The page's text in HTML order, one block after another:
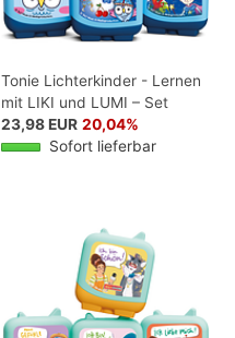
Tonie Lichterkinder - Lernen
mit LIKI und LUMI – Set
23,98 EUR 20,04%
Sofort lieferbar